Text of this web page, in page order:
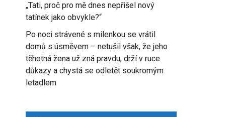
„Tati, proč pro mě dnes nepřišel nový
tatínek jako obvykle?“
Po noci strávené s milenkou se vrátil
domů s úsměvem – netušil však, že jeho
těhotná žena už zná pravdu, drží v ruce
důkazy a chystá se odletět soukromým
letadlem